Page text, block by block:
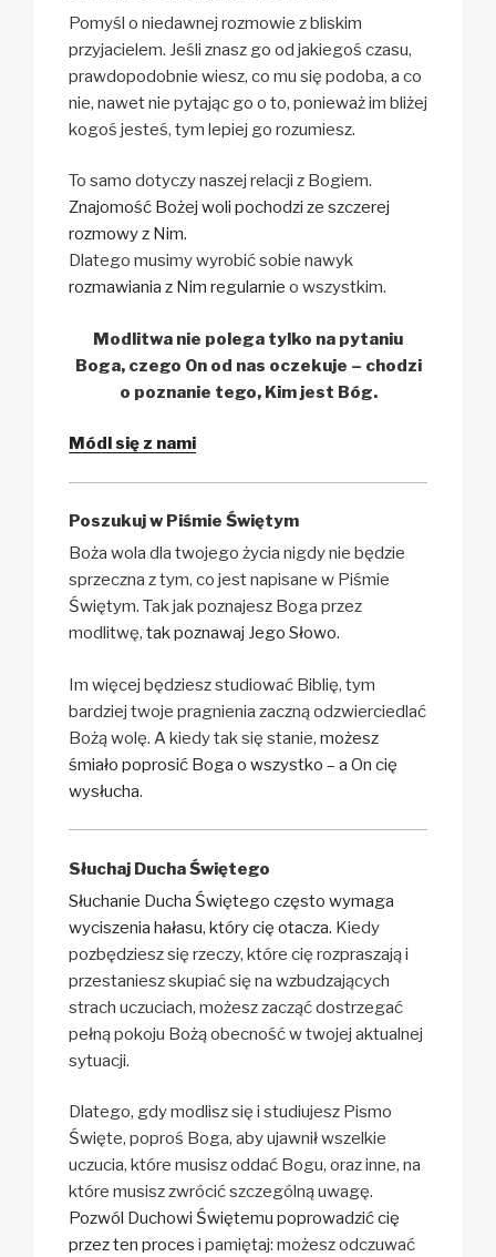
Pomyśl o niedawnej rozmowie z bliskim
przyjacielem. Jeśli znasz go od jakiegoś czasu,
prawdopodobnie wiesz, co mu się podoba, a co
nie, nawet nie pytając go o to, ponieważ im bliżej
kogoś jesteś, tym lepiej go rozumiesz.
To samo dotyczy naszej relacji z Bogiem.
Znajomość Bożej woli pochodzi ze szczerej
rozmowy z Nim.
Dlatego musimy wyrobić sobie nawyk
rozmawiania z Nim regularnie o wszystkim.
Modlitwa nie polega tylko na pytaniu
Boga, czego On od nas oczekuje – chodzi
o poznanie tego, Kim jest Bóg.
Módl się z nami
Poszukuj w Piśmie Świętym
Boża wola dla twojego życia nigdy nie będzie
sprzeczna z tym, co jest napisane w Piśmie
Świętym. Tak jak poznajesz Boga przez
modlitwę, tak poznawaj Jego Słowo.
Im więcej będziesz studiować Biblię, tym
bardziej twoje pragnienia zaczną odzwierciedlać
Bożą wolę. A kiedy tak się stanie, możesz
śmiało poprosić Boga o wszystko – a On cię
wysłucha.
Słuchaj Ducha Świętego
Słuchanie Ducha Świętego często wymaga
wyciszenia hałasu, który cię otacza. Kiedy
pozbędziesz się rzeczy, które cię rozpraszają i
przestaniesz skupiać się na wzbudzających
strach uczuciach, możesz zacząć dostrzegać
pełną pokoju Bożą obecność w twojej aktualnej
sytuacji.
Dlatego, gdy modlisz się i studiujesz Pismo
Święte, poproś Boga, aby ujawnił wszelkie
uczucia, które musisz oddać Bogu, oraz inne, na
które musisz zwrócić szczególną uwagę.
Pozwól Duchowi Świętemu poprowadzić cię
przez ten proces i pamiętaj: możesz odczuwać